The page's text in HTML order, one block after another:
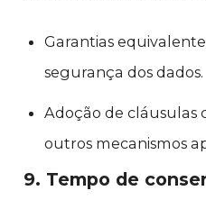
Garantias
segurança dos dados.
Adoção de cláusulas
outros mecanismos
9. Tempo de